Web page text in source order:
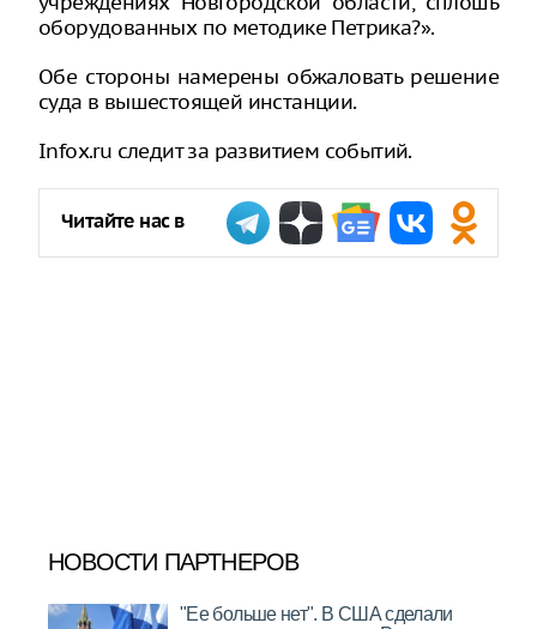
оборудованных по методике Петрика?».
Обе стороны намерены обжаловать решение
суда в вышестоящей инстанции.
Infox.ru следит за развитием событий.
Читайте нас в